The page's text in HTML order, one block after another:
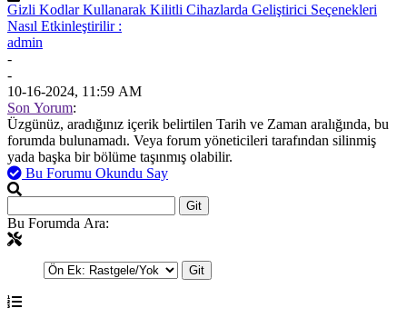
Gizli Kodlar Kullanarak Kilitli Cihazlarda Geliştirici Seçenekleri
Nasıl Etkinleştirilir :
admin
-
-
10-16-2024, 11:59 AM
Son Yorum:
Üzgünüz, aradığınız içerik belirtilen Tarih ve Zaman aralığında, bu
forumda bulunamadı. Veya forum yöneticileri tarafından silinmiş
yada başka bir bölüme taşınmış olabilir.
Bu Forumu Okundu Say
Bu Forumda Ara: